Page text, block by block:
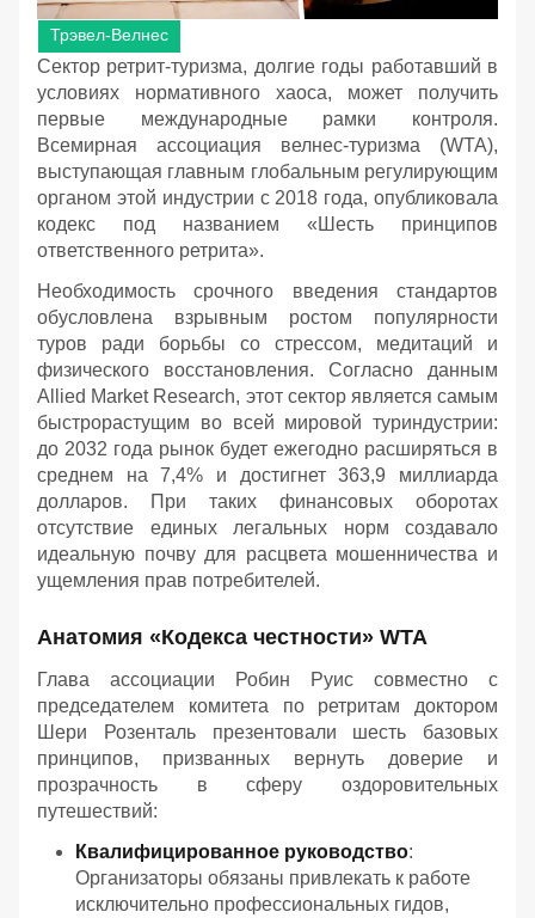
Трэвел-Велнес
Сектор ретрит-туризма, долгие годы работавший в
условиях нормативного хаоса, может получить
первые международные рамки контроля.
Всемирная ассоциация велнес-туризма (WTA),
выступающая главным глобальным регулирующим
органом этой индустрии с 2018 года, опубликовала
кодекс под названием «Шесть принципов
ответственного ретрита».
Необходимость срочного введения стандартов
обусловлена взрывным ростом популярности
туров ради борьбы со стрессом, медитаций и
физического восстановления. Согласно данным
Allied Market Research, этот сектор является самым
быстрорастущим во всей мировой туриндустрии:
до 2032 года рынок будет ежегодно расширяться в
среднем на 7,4% и достигнет 363,9 миллиарда
долларов. При таких финансовых оборотах
отсутствие единых легальных норм создавало
идеальную почву для расцвета мошенничества и
ущемления прав потребителей.
Анатомия «Кодекса честности» WTA
Глава ассоциации Робин Руис совместно с
председателем комитета по ретритам доктором
Шери Розенталь презентовали шесть базовых
принципов, призванных вернуть доверие и
прозрачность в сферу оздоровительных
путешествий:
Квалифицированное руководство:
Организаторы обязаны привлекать к работе
исключительно профессиональных гидов,